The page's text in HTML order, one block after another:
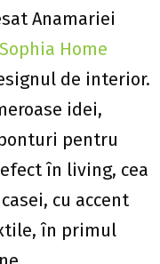
Anamariei
Sophia Home
de interior.
idei,
pentru
în living, cea
cu accent
în primul